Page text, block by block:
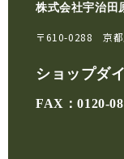
株式会社宇治田
〒610-0288 京都
ショップダ
FAX：0120-